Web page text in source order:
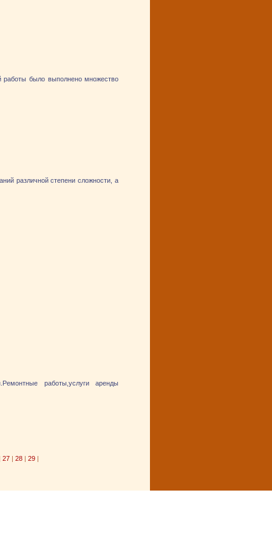
работы было выполнено множество
различной степени сложности, а
работы,услуги аренды
27| 28| 29|